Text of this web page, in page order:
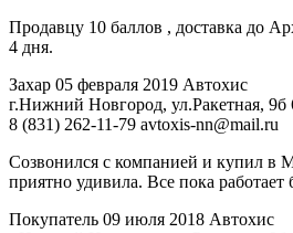
Продавцу 10 баллов , доставка до
4 дня.
Захар 05 февраля 2019 Автохис
г.Нижний Новгород, ул.Ракетная, 9б
8 (831) 262-11-79 avtoxis-nn@mail.ru
Созвонился с компанией и купил в
приятно удивила. Все пока
Покупатель 09 июля 2018 Автохис